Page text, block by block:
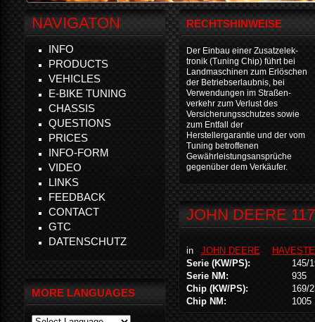
RECHTSHINWEISE
Der Einbau einer Zusatzelek-
tronik (Tuning Chip) führt bei
Landmaschinen zum Erlöschen
der Betriebserlaubnis, bei
Verwendungen im Straßen-
verkehr zum Verlust des
Versicherungsschutzes sowie
zum Entfall der
Herstellergarantie und der vom
Tuning betroffenen
Gewährleistungsansprüche
gegenüber dem Verkäufer.
JOHN DEERE
in JOHN DEERE
Serie (KW/PS):
145/
Serie NM:
935
Chip (KW/PS):
169/
Chip NM:
1005
NAVIGATON
INFO
PRODUCTS
VEHICLES
E-BIKE TUNING
CHASSIS
QUESTIONS
PRICES
INFO-FORM
VIDEO
LINKS
FEEDBACK
CONTACT
GTC
DATENSCHUTZ
MORE LANGUAGES